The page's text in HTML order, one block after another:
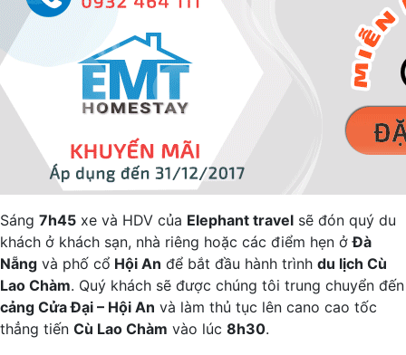
Sáng 7h45 xe và HDV của Elephant travel sẽ đón quý du
khách ở khách sạn, nhà riêng hoặc các điểm hẹn ởĐà
Nẵng và phố cổ Hội An để bắt đầu hành trình du lịch Cù
Lao Chàm. Quý khách sẽ được chúng tôi trung chuyển đến
cảng Cửa Đại – Hội An và làm thủ tục lên cano cao tốc
thẳng tiến Cù Lao Chàm vào lúc 8h30.